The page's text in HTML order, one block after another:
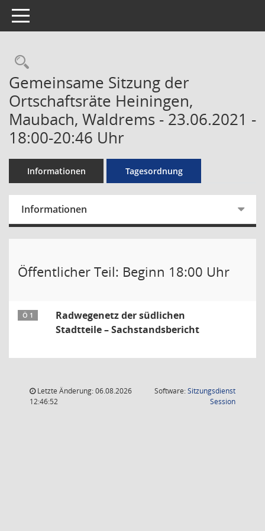
Toggle navigation
Rechercheauswahl
Gemeinsame Sitzung der
Ortschaftsräte Heiningen,
Maubach, Waldrems - 23.06.2021 -
18:00-20:46 Uhr
Informationen Tagesordnung
Informationen
Öffentlicher Teil: Beginn 18:00 Uhr
Ö 1
Radwegenetz der südlichen
Stadtteile – Sachstandsbericht
Letzte Änderung: 06.08.2026
12:46:52
Software:Sitzungsdienst
Session(Wird in